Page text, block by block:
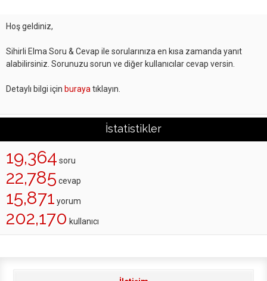
Hoş geldiniz,
Sihirli Elma Soru & Cevap ile sorularınıza en kısa zamanda yanıt
alabilirsiniz. Sorunuzu sorun ve diğer kullanıcılar cevap versin.
Detaylı bilgi için buraya tıklayın.
İstatistikler
19,364 soru
22,785 cevap
15,871 yorum
202,170 kullanıcı